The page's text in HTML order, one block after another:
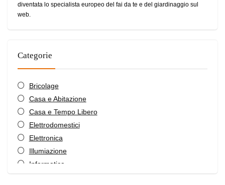
diventata lo specialista europeo del fai da te e del giardinaggio sul
web.
Categorie
Bricolage
Casa e Abitazione
Casa e Tempo Libero
Elettrodomestici
Elettronica
Illumiazione
Informatica
Promozioni